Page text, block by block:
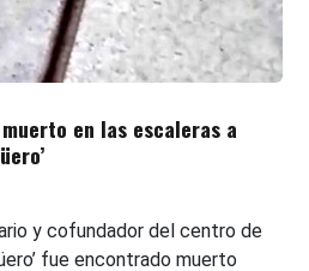
muerto en las escaleras a
y cofundador del centro de
fue encontrado muerto